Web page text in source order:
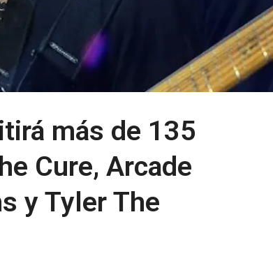
más de 135
Cure, Arcade
y Tyler The